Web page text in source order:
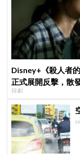
Disney+《殺人者
正式展開反擊，散
韓劇